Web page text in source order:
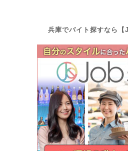
兵庫でバイト探すなら